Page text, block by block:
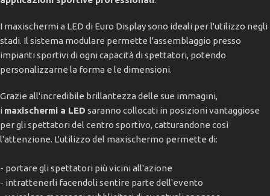
I maxischermi a LED di Euro Display sono ideali per l'utilizzo negli
stadi. Il sistema modulare permette l'assemblaggio presso
impianti sportivi di ogni capacità di spettatori, potendo
personalizzarne la forma e le dimensioni.
Grazie all'incredibile brillantezza delle sue immagini,
i maxischermi a LED saranno collocati in posizioni vantaggiose
per gli spettatori del centro sportivo, catturandone così
l'attenzione. L'utilizzo del maxischermo permette di:
- portare gli spettatori più vicini all'azione
- intrattenerli facendoli sentire parte dell'evento